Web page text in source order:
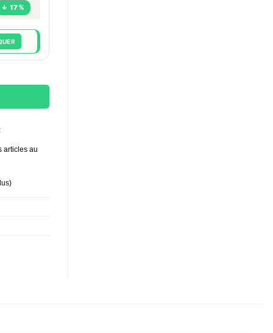
↓ 17%
articles au
)